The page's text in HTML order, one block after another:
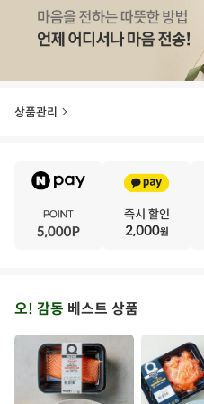
상품관리
아
시
오! 감동 베스트 상품